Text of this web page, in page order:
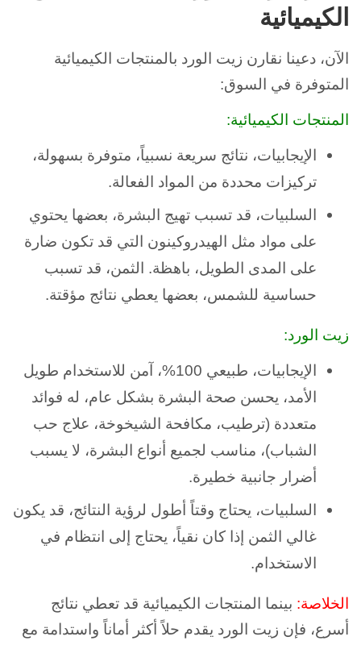
الكيميائية
الآن، دعينا نقارن زيت الورد بالمنتجات الكيميائية
المتوفرة في السوق:
المنتجات الكيميائية:
الإيجابيات، نتائج سريعة نسبياً، متوفرة بسهولة،
تركيزات محددة من المواد الفعالة.
السلبيات، قد تسبب تهيج البشرة، بعضها يحتوي
على مواد مثل الهيدروكينون التي قد تكون ضارة
على المدى الطويل، باهظة. الثمن، قد تسبب
حساسية للشمس، بعضها يعطي نتائج مؤقتة.
زيت الورد:
الإيجابيات، طبيعي 100%، آمن للاستخدام طويل
الأمد، يحسن صحة البشرة بشكل عام، له فوائد
متعددة (ترطيب، مكافحة الشيخوخة، علاج حب
الشباب)، مناسب لجميع أنواع البشرة، لا يسبب
أضرار جانبية خطيرة.
السلبيات، يحتاج وقتاً أطول لرؤية النتائج، قد يكون
غالي الثمن إذا كان نقياً، يحتاج إلى انتظام في
الاستخدام.
الخلاصة: بينما المنتجات الكيميائية قد تعطي نتائج
أسرع، فإن زيت الورد يقدم حلاً أكثر أماناً واستدامة مع